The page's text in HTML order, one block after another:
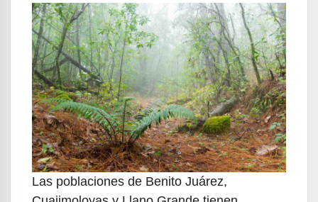
Las poblaciones de Benito Juárez,